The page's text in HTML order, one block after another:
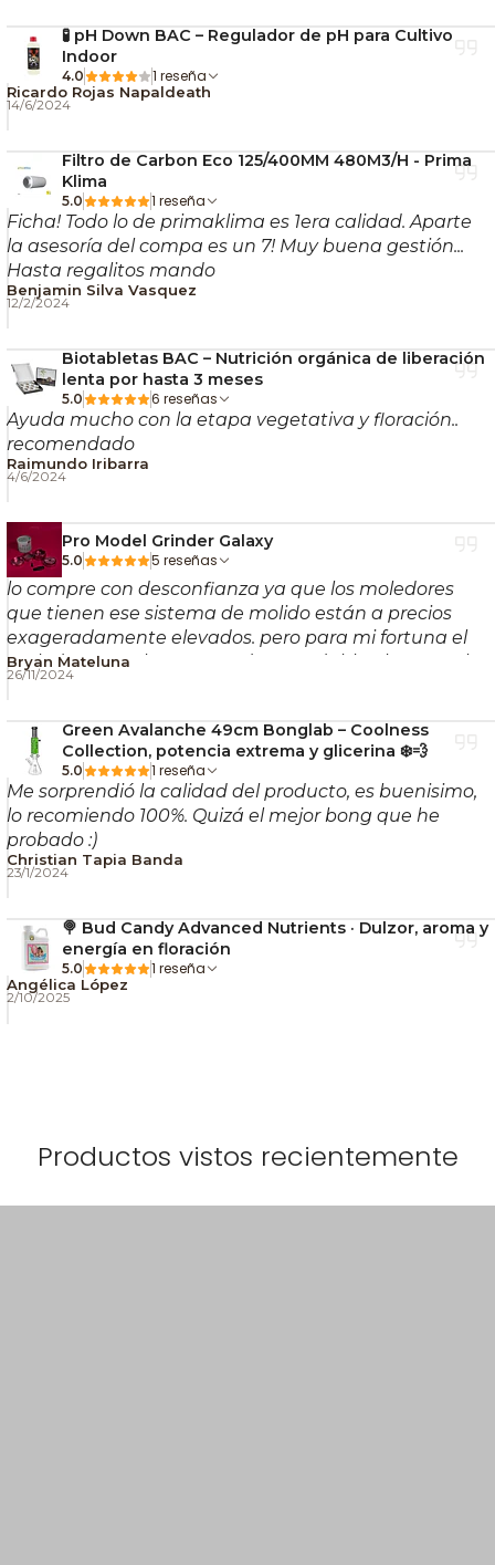
🧪 pH Down BAC – Regulador de pH para Cultivo
Indoor
4.0 1 reseña
Ricardo Rojas Napaldeath
14/6/2024
Filtro de Carbon Eco 125/400MM 480M3/H - Prima
Klima
5.0 1 reseña
Ficha! Todo lo de primaklima es 1era calidad. Aparte
la asesoría del compa es un 7! Muy buena gestión...
Hasta regalitos mando
Benjamin Silva Vasquez
12/2/2024
Biotabletas BAC – Nutrición orgánica de liberación
lenta por hasta 3 meses
5.0 6 reseñas
Ayuda mucho con la etapa vegetativa y floración..
recomendado
Raimundo Iribarra
4/6/2024
Pro Model Grinder Galaxy
5.0 5 reseñas
lo compre con desconfianza ya que los moledores
que tienen ese sistema de molido están a precios
exageradamente elevados. pero para mi fortuna el
moledor es exelente, pesado, agradable al tacto , el
color rosado es aperlado (hermoso), muele con pocos
Bryan Mateluna
26/11/2024
Green Avalanche 49cm Bonglab – Coolness
Collection, potencia extrema y glicerina ❄️💨
5.0 1 reseña
Me sorprendió la calidad del producto, es buenisimo,
lo recomiendo 100%. Quizá el mejor bong que he
probado :)
Christian Tapia Banda
23/1/2024
🍭 Bud Candy Advanced Nutrients · Dulzor, aroma y
energía en floración
5.0 1 reseña
Angélica López
2/10/2025
Productos vistos recientemente